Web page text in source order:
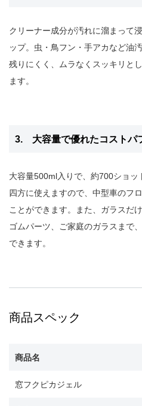
クリーナー成分が汚れに溜まって
ップ。虫・鳥フン・手アカなど油
残りにくく、ムラなくスッキリと
ます。
3. 大容量で優れたコストパ
大容量500ml入りで、約700ショ
四方に使えますので、中型車のフ
ことができます。また、ガラスだ
ゴムパーツ、ご家庭のガラスまで
できます。
商品スペック
商品名
窓フクピカジェル